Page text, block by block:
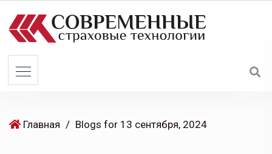
Главная / Blogs for 13 сентября, 2024